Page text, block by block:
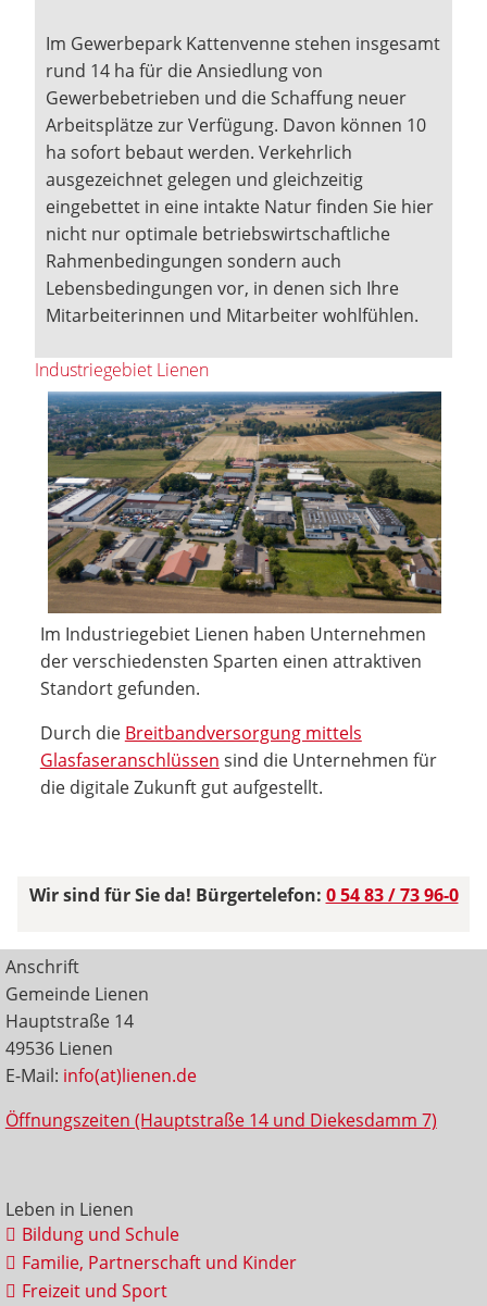
Im Gewerbepark Kattenvenne stehen insgesamt
rund 14 ha für die Ansiedlung von
Gewerbebetrieben und die Schaffung neuer
Arbeitsplätze zur Verfügung. Davon können 10
ha sofort bebaut werden. Verkehrlich
ausgezeichnet gelegen und gleichzeitig
eingebettet in eine intakte Natur finden Sie hier
nicht nur optimale betriebswirtschaftliche
Rahmenbedingungen sondern auch
Lebensbedingungen vor, in denen sich Ihre
Mitarbeiterinnen und Mitarbeiter wohlfühlen.
Industriegebiet Lienen
Im Industriegebiet Lienen haben Unternehmen
der verschiedensten Sparten einen attraktiven
Standort gefunden.
Durch die Breitbandversorgung mittels
Glasfaseranschlüssen sind die Unternehmen für
die digitale Zukunft gut aufgestellt.
Wir sind für Sie da! Bürgertelefon: 0 54 83 / 73 96-0
Anschrift
Gemeinde Lienen
Hauptstraße 14
49536 Lienen
E-Mail: info(at)lienen.de
Öffnungszeiten (Hauptstraße 14 und Diekesdamm 7)
Leben in Lienen
Bildung und Schule
Familie, Partnerschaft und Kinder
Freizeit und Sport